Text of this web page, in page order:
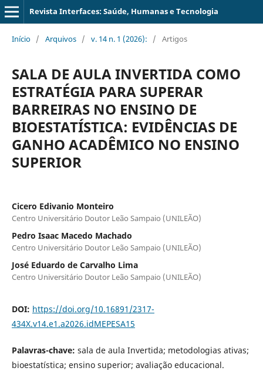
Revista Interfaces: Saúde, Humanas e Tecnologia
Início / Arquivos / v. 14 n. 1 (2026): / Artigos
SALA DE AULA INVERTIDA COMO
ESTRATÉGIA PARA SUPERAR
BARREIRAS NO ENSINO DE
BIOESTATÍSTICA: EVIDÊNCIAS DE
GANHO ACADÊMICO NO ENSINO
SUPERIOR
Cicero Edivanio Monteiro
Centro Universitário Doutor Leão Sampaio (UNILEÃO)
Pedro Isaac Macedo Machado
Centro Universitário Doutor Leão Sampaio (UNILEÃO)
José Eduardo de Carvalho Lima
Centro Universitário Doutor Leão Sampaio (UNILEÃO)
DOI: https://doi.org/10.16891/2317-
434X.v14.e1.a2026.idMEPESA15
Palavras-chave: sala de aula Invertida; metodologias ativas;
bioestatística; ensino superior; avaliação educacional.